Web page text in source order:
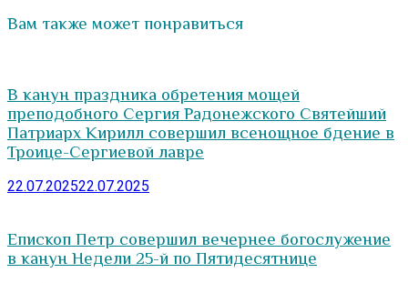
Вам также может понравиться
В канун праздника обретения мощей
преподобного Сергия Радонежского Святейший
Патриарх Кирилл совершил всенощное бдение в
Троице-Сергиевой лавре
22.07.202522.07.2025
Епископ Петр совершил вечернее богослужение
в канун Недели 25-й по Пятидесятнице